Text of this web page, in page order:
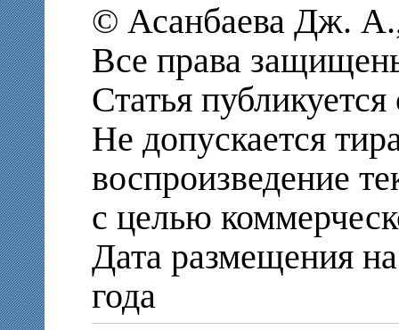
© Асанбаева Дж.
Все права
Статья
Не допускается
воспроизведение
с целью
Дата размещения
года